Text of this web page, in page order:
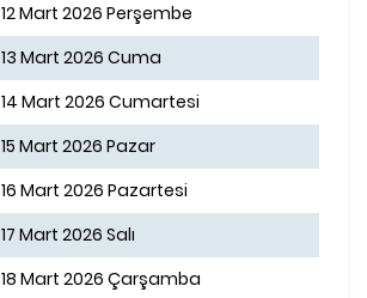
12 Mart 2026 Perşembe
13 Mart 2026 Cuma
14 Mart 2026 Cumartesi
15 Mart 2026 Pazar
16 Mart 2026 Pazartesi
17 Mart 2026 Salı
18 Mart 2026 Çarşamba